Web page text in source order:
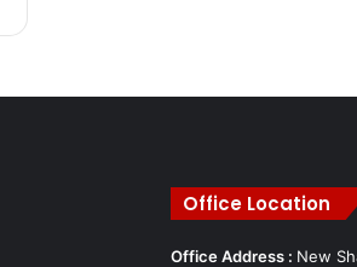
Office Location
Office Address : New